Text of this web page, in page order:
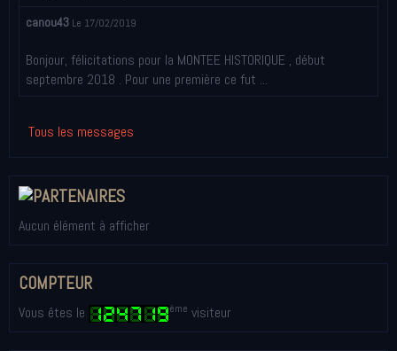
canou43 Le 17/02/2019
Bonjour, félicitations pour la MONTEE HISTORIQUE , début
septembre 2018 . Pour une première ce fut ...
Tous les messages
Aucun élément à afficher
COMPTEUR
Vous êtes le ème visiteur